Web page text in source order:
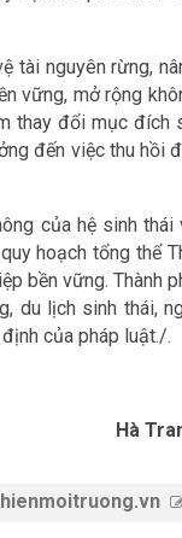
tài nguyên rừng,
vững, mở rộng
thay đổi mục đích
đến việc thu hồi
của hệ sinh thái
hoạch tổng thể
bền vững. Thành
du lịch sinh thái,
của pháp luật./.
Hà